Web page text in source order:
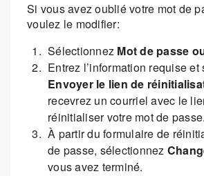
Si vous avez oublié votre mot de
voulez le modifier:
Sélectionnez Mot de passe
Entrez l’information requise
Envoyer le lien de
recevrez un courriel avec le
réinitialiser votre mot de passe.
À partir du formulaire de
de passe, sélectionnez
vous avez terminé.